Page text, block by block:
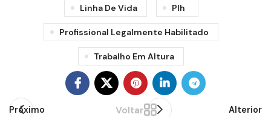
Linha De Vida Plh
Profissional Legalmente Habilitado
Trabalho Em Altura
Próximo Voltar Alterior